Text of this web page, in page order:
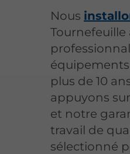
Nous
Tournefeuille
plus de 10
appuyons
et notre
travail de
sélectionné